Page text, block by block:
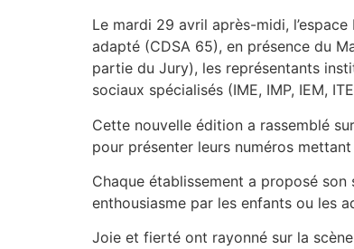
Le mardi 29 avril après-midi,
adapté (CDSA 65), en présence du
partie du Jury), les représentants
sociaux spécialisés (IME, IMP, IEM,
Cette nouvelle édition a rassemblé
pour présenter leurs numéros
Chaque établissement a proposé
enthousiasme par les enfants ou les
Joie et fierté ont rayonné sur la